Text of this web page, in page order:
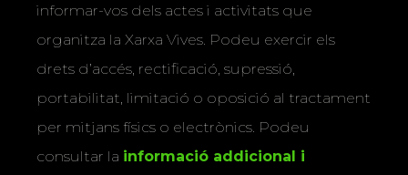
informar-vos dels actes i activitats que
organitza la Xarxa Vives. Podeu exercir els
drets d’accés, rectificació, supressió,
portabilitat, limitació o oposició al tractament
per mitjans físics o electrònics. Podeu
consultar la informació addicional i